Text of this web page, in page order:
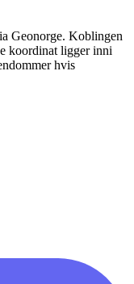
Geonorge. Koblingen
koordinat ligger inni
hvis